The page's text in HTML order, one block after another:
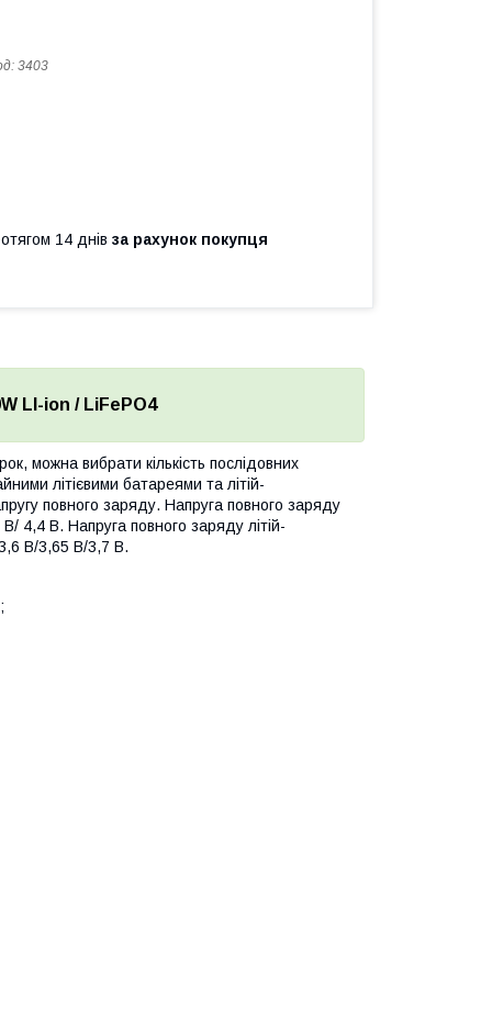
3403
14 днів за рахунок покупця
LI-ion / LiFePO4
можна вибрати кількість послідовних
літієвими батареями та літій-
повного заряду. Напруга повного заряду
4,4 В. Напруга повного заряду літій-
В/3,65 В/3,7 В.
;